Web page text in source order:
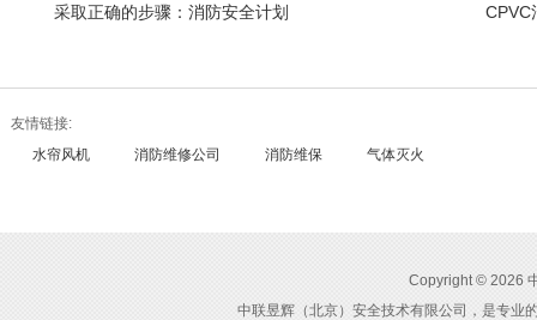
采取正确的步骤：消防安全计划
CPVC
友情链接:
水帘风机
消防维修公司 消防维保 气体灭火
Copyright © 2026
中联昱辉（北京）安全技术有限公司，是专业